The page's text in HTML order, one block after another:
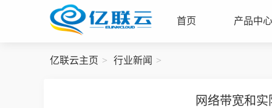
首页 产品中心
亿联云主页 行业新闻
网络带宽和